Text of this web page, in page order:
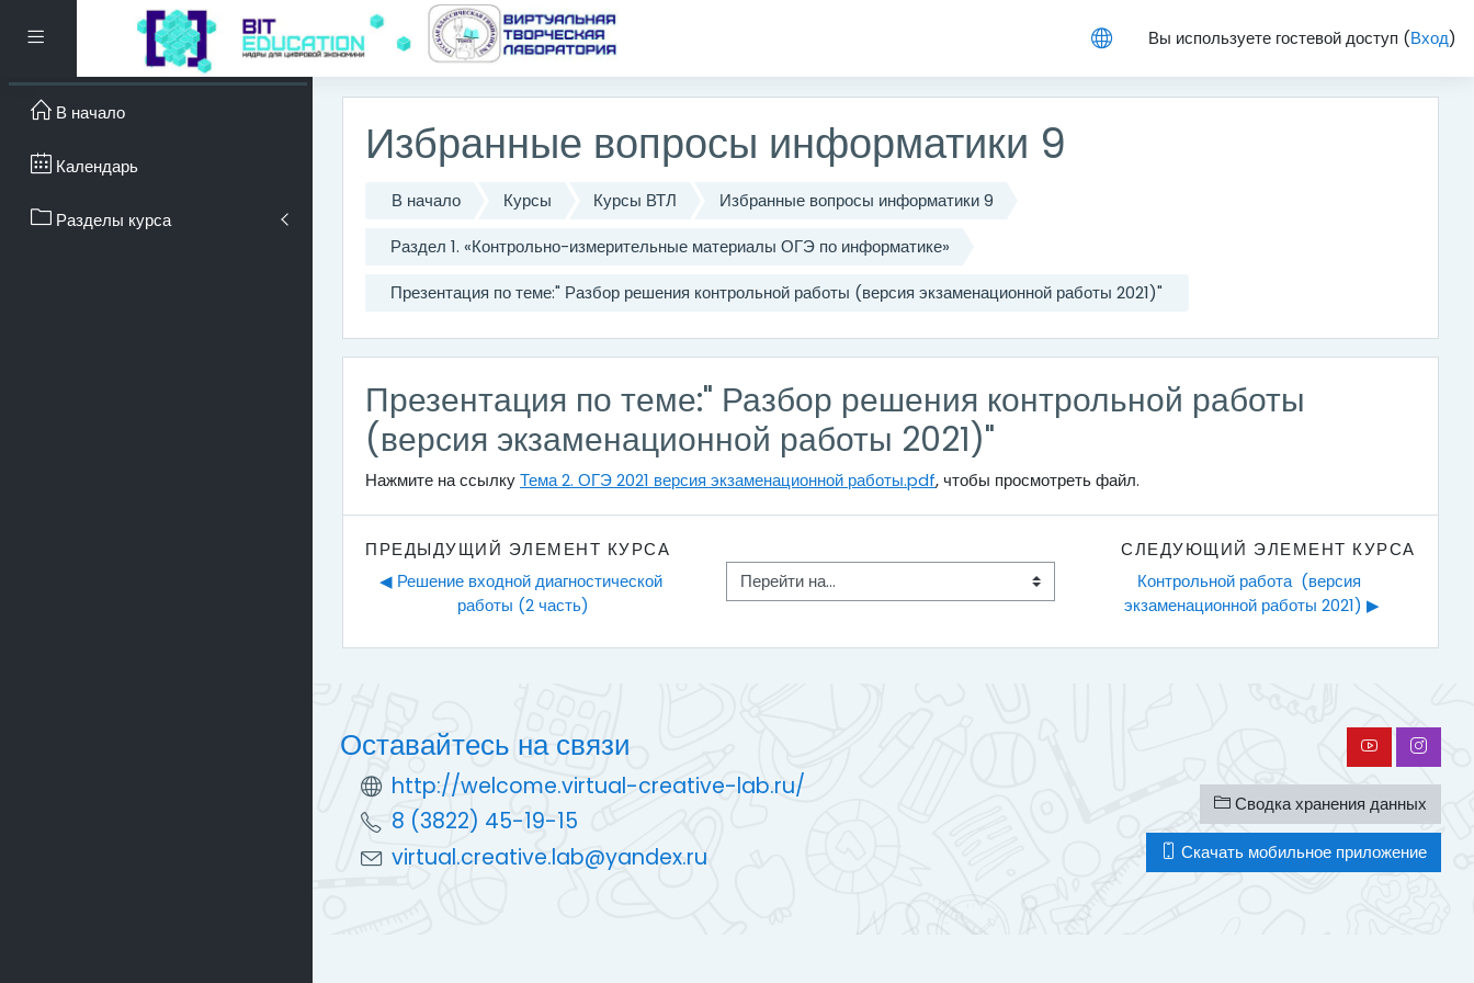
Боковая панель Вы используете гостевой доступ (Вход)
Перейти к основному содержанию
Избранные вопросы информатики 9
В начало Курсы Курсы ВТЛ
Избранные вопросы информатики 9
Раздел 1. «Контрольно-измерительные материалы ОГЭ по информатике»
Презентация по теме:" Разбор решения контрольной работы (версия экзаменационной работы 2021)"
Презентация по теме:" Разбор решения контрольной работы
(версия экзаменационной работы 2021)"
Нажмите на ссылкуТема 2. ОГЭ 2021 версия экзаменационной работы.pdf, чтобы просмотреть файл.
ПРЕДЫДУЩИЙ ЭЛЕМЕНТ КУРСА
◀︎ Решение входной диагностической
работы (2 часть)
Перейти на...
СЛЕДУЮЩИЙ ЭЛЕМЕНТ КУРСА
Контрольной работа  (версия
экзаменационной работы 2021) ▶︎
В начало
Календарь
Разделы курса
Оставайтесь на связи
http://welcome.virtual-creative-lab.ru/
8 (3822) 45-19-15
virtual.creative.lab@yandex.ru
Сводка хранения данных
Скачать мобильное приложение